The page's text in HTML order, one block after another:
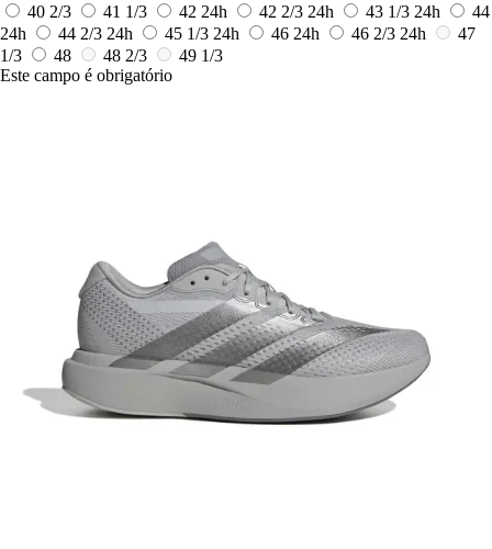
40 2/3
41 1/3 42 24h 42 2/3 24h 43 1/3 24h
44
24h
44 2/3 24h 45 1/3 24h 46 24h 46 2/3 24h
47
1/3
48 48 2/3
49 1/3
Este campo é obrigatório